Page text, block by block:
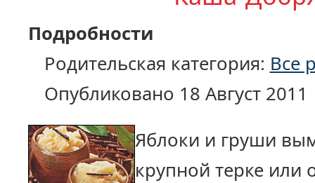
Подробности
Родительская категория: Все
Опубликовано 18 Август 2011
Яблоки и груши
крупной терке или